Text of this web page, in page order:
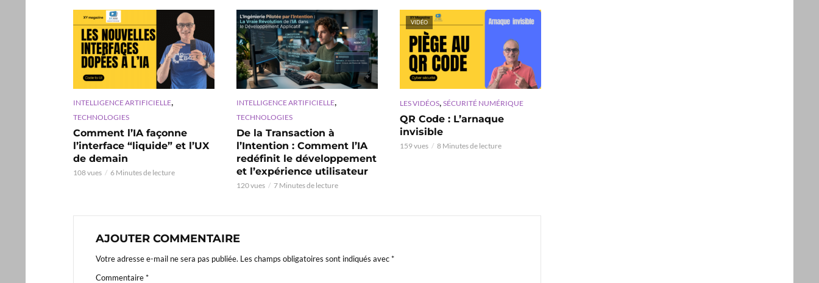
INTELLIGENCE ARTIFICIELLE,
TECHNOLOGIES
Comment l’IA façonne
l’interface “liquide” et l’UX
de demain
108 vues 6 Minutes de lecture
INTELLIGENCE ARTIFICIELLE,
TECHNOLOGIES
De la Transaction à
l’Intention : Comment l’IA
redéfinit le développement
et l’expérience utilisateur
120 vues 7 Minutes de lecture
VIDÉO
LES VIDÉOS, SÉCURITÉ NUMÉRIQUE
QR Code : L’arnaque
invisible
159 vues 8 Minutes de lecture
AJOUTER COMMENTAIRE
Votre adresse e-mail ne sera pas publiée. Les champs obligatoires sont indiqués avec*
Commentaire*